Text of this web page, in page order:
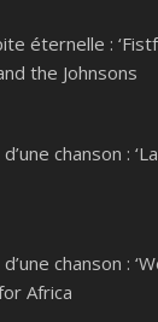
éternelle :
the Johnsons
chanson :
chanson :
Africa